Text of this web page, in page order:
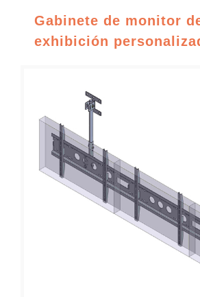
Gabinete de monitor
exhibición